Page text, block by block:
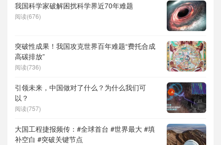
我国科学家破解困扰科学界近70年难题
阅读(676)
突破性成果！我国攻克世界百年难题“费托合成
高碳排放”
阅读(736)
引领未来，中国做对了什么？为什么我们可
以？
阅读(757)
大国工程捷报频传：#全球首台 #世界最大 #填
补空白 #突破关键节点